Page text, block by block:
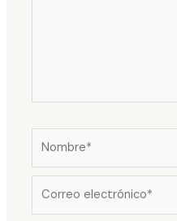
electrónico*